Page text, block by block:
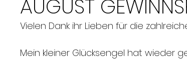
AUGUST
Vielen Dank ihr Lieben für die
Mein kleiner Glücksengel hat wieder